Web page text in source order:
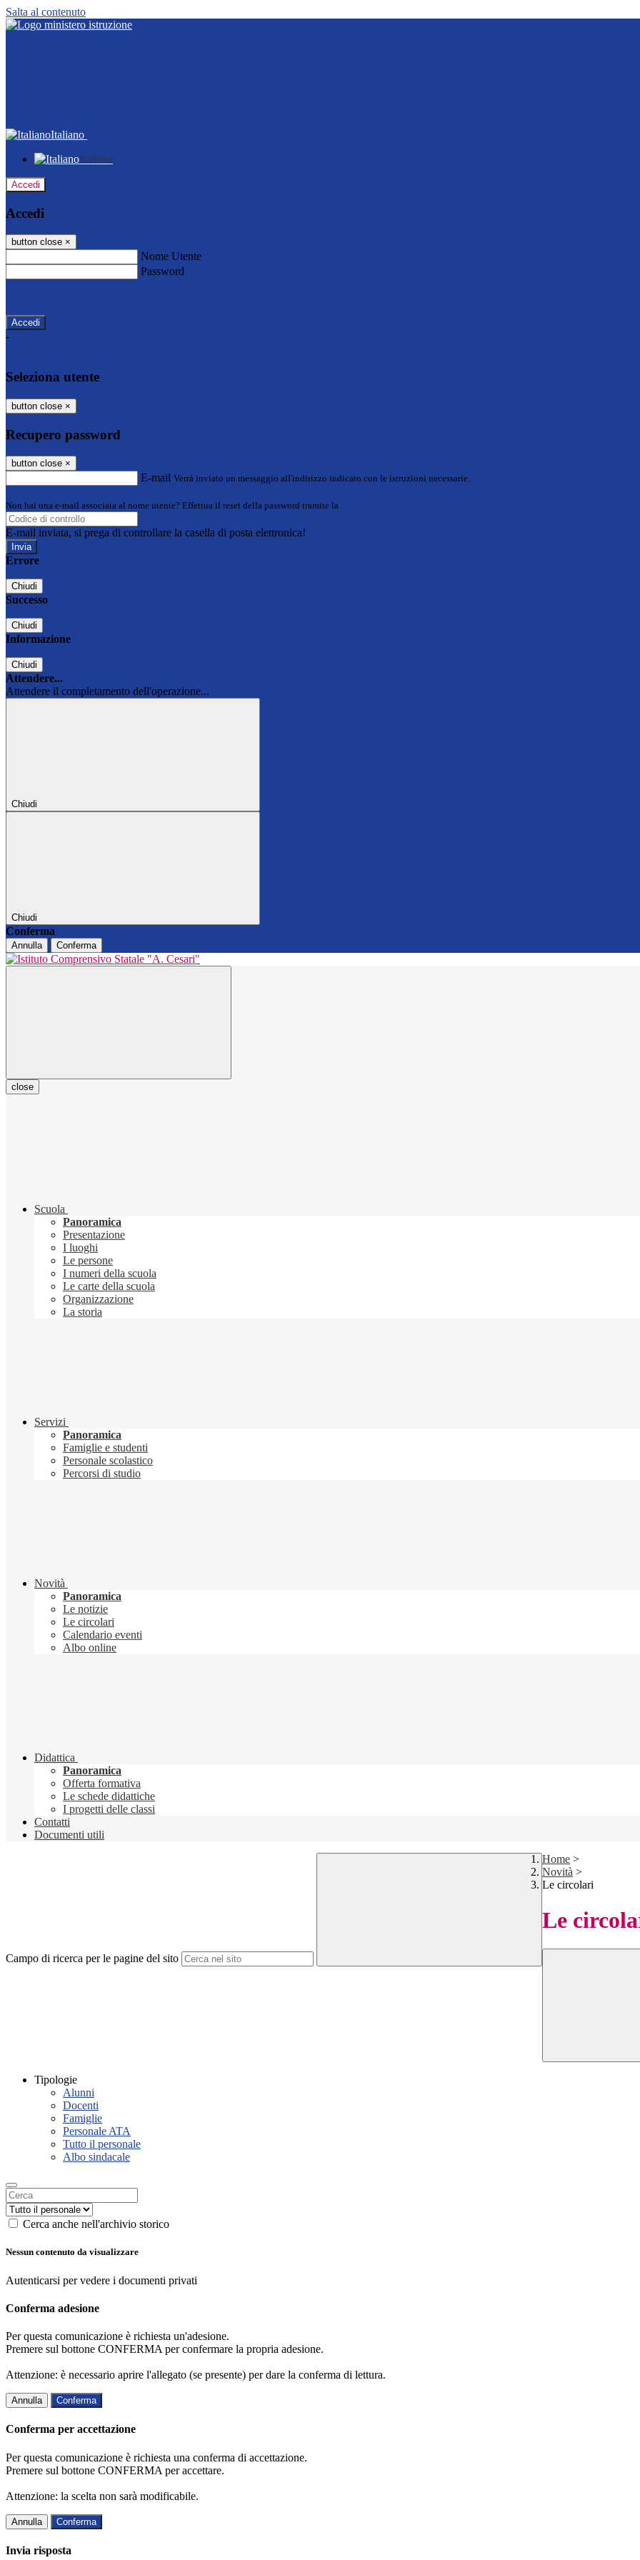
Salta al contenuto
Italiano
Italiano
Accedi
Accedi
button close ×
Nome Utente
Password
-
Seleziona utente
button close ×
Recupero password
button close ×
E-mail Verrà inviato un messaggio all'indirizzo indicato con le istruzioni necessarie.
Non hai una e-mail associata al nome utente? Effettua il reset della password tramite la
E-mail inviata, si prega di controllare la casella di posta elettronica!
Errore
Chiudi
Successo
Chiudi
Informazione
Chiudi
Attendere...
Attendere il completamento dell'operazione...
Chiudi
Chiudi
Conferma
Annulla Conferma
close
Scuola
Panoramica
Presentazione
I luoghi
Le persone
I numeri della scuola
Le carte della scuola
Organizzazione
La storia
Servizi
Panoramica
Famiglie e studenti
Personale scolastico
Percorsi di studio
Novità
Panoramica
Le notizie
Le circolari
Calendario eventi
Albo online
Didattica
Panoramica
Offerta formativa
Le schede didattiche
I progetti delle classi
Contatti
Documenti utili
Campo di ricerca per le pagine del sito
Home >
Novità >
Le circolari
Le
Tipologie
Alunni
Docenti
Famiglie
Personale ATA
Tutto il personale
Albo sindacale
Cerca anche nell'archivio storico
Nessun contenuto da visualizzare
Autenticarsi per vedere i documenti privati
Conferma adesione
Per questa comunicazione è richiesta un'adesione.
Premere sul bottone CONFERMA per confermare la propria adesione.
Attenzione: è necessario aprire l'allegato (se presente) per dare la conferma di lettura.
Annulla Conferma
Conferma per accettazione
Per questa comunicazione è richiesta una conferma di accettazione.
Premere sul bottone CONFERMA per accettare.
Attenzione: la scelta non sarà modificabile.
Annulla Conferma
Invia risposta